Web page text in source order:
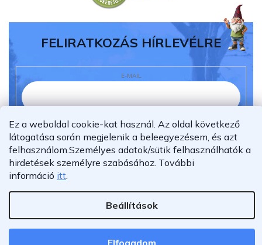
Ez a weboldal cookie-kat használ. Az oldal következő
látogatása során megjelenik a beleegyezésem, és azt
felhasználom.Személyes adatok/sütik felhasználhatók a
hirdetések személyre szabásához. További
információ itt.
Beállítások
Elfogadom
FELIRATKOZÁS HÍRLEVÉLRE
E-MAIL
Elolvastam és megértettem azadatvédelmi
nyilatkozatot.
Feliratkozás
Shoptet Premium készítette